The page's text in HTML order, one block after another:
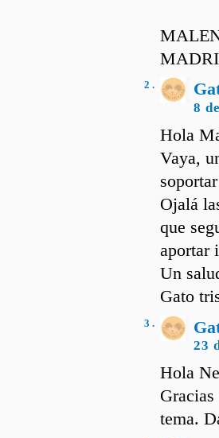
2 .
8
Hola
Vaya,
Ojalá
que
aportar
Un
Gato
3 .
23
Hola
tema.